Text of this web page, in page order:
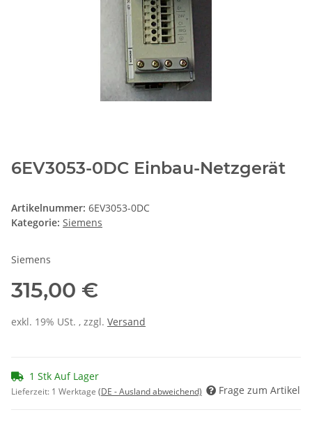
6EV3053-0DC Einbau-Netzgerät
Artikelnummer: 6EV3053-0DC
Kategorie: Siemens
Siemens
315,00 €
exkl. 19% USt. , zzgl. Versand
1 Stk Auf Lager
Lieferzeit: 1 Werktage (DE - Ausland abweichend) Frage zum Artikel